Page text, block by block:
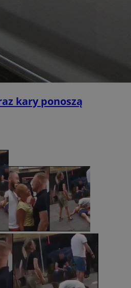
kary ponoszą